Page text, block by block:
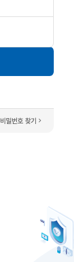
비밀번호 찾기